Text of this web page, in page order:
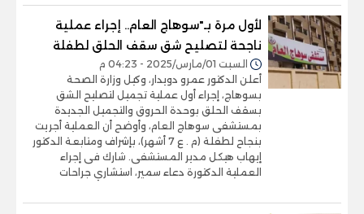
لأول مرة بـ"سوهاج العام.. إجراء عملية
ناجحة لتصليح شق سقف الحلق لطفلة
السبت 01/مارس/2025 - 04:23 م
أعلن الدكتور عمرو دويدار، وكيل وزارة الصحة
بسوهاج، إجراء أول عملية تجميل لتصليح الشق
بسقف الحلق بوحدة الحروق والتجميل الجديدة
بمستشفى سوهاج العام، وأوضح أن العملية أجريت
بنجاح لطفلة (م . ع 7 أشهر)، بإشراف ومتابعة الدكتور
إيهاب هيكل مدير المستشفى. شارك فى إجراء
العملية الدكتورة دعاء سمير، استشاري جراحات